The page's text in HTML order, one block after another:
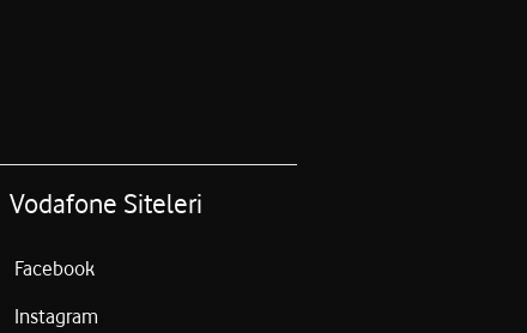
Vodafone Siteleri
Facebook
Instagram